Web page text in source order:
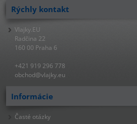
Rýchly kontakt
Vlajky.EU
Radčina 22
160 00 Praha 6
+421 919 296 778
obchod@vlajky.eu
Informácie
Časté otázky